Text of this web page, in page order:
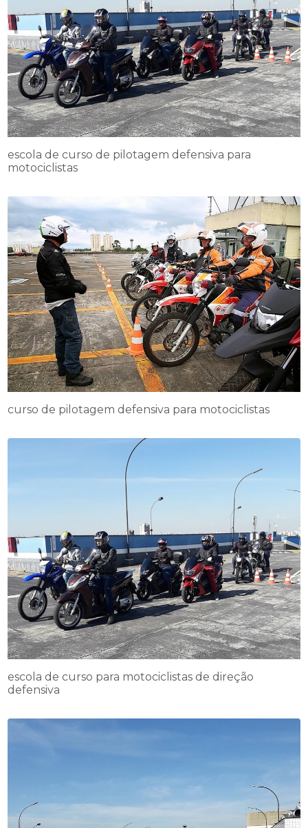
escola de curso de pilotagem defensiva para
motociclistas
curso de pilotagem defensiva para motociclistas
escola de curso para motociclistas de direção
defensiva